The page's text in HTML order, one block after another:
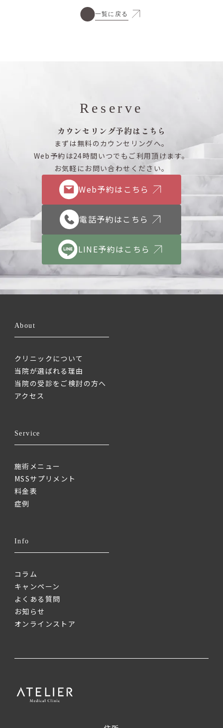
一覧に戻る
Reserve
カウンセリング予約はこちら
まずは無料のカウンセリングへ。
Web予約は24時間いつでもご利用頂けます。
お気軽にお問い合わせください。
Web予約はこちら
電話予約はこちら
LINE予約はこちら
About
クリニックについて
当院が選ばれる理由
当院の受診をご検討の方へ
アクセス
Service
施術メニュー
MSSサプリメント
料金表
症例
Info
コラム
キャンペーン
よくある質問
お知らせ
オンラインストア